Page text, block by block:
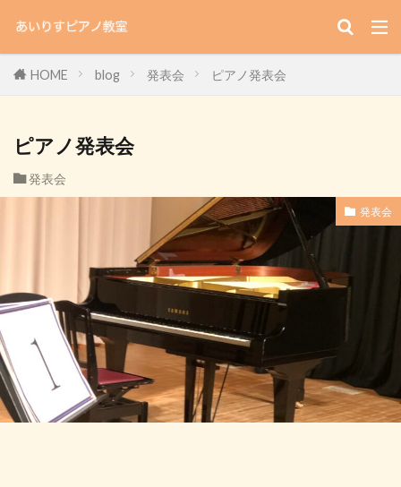
HOME blog 発表会 ピアノ発表会
ピアノ発表会
発表会
発表会